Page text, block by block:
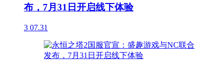
布，7月31日开启线下体验
3 07.31